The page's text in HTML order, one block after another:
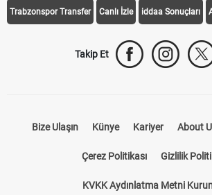
Trabzonspor Transfer Canlı İzle iddaa Sonuçları
Takip Et
Bize Ulaşın Künye Kariyer About
Çerez Politikası Gizlilik
KVKK Aydınlatma Metni